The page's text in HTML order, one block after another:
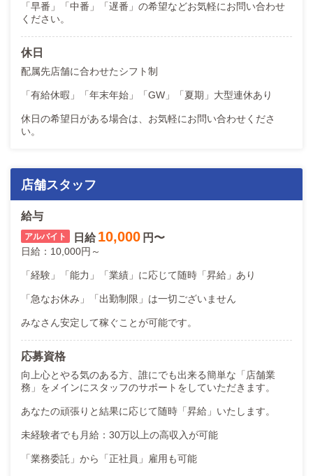
「早番」「中番」「遅番」の希望などお気軽にお問い合わせ
ください。
休日
配属先店舗に合わせたシフト制
「有給休暇」「年末年始」「GW」「夏期」大型連休あり
休日の希望日がある場合は、お気軽にお問い合わせくださ
い。
店舗スタッフ
給与
日給 10,000 円〜
日給：10,000円～
「経験」「能力」「業績」に応じて随時「昇給」あり
「急なお休み」「出勤制限」は一切ございません
みなさん安定して稼ぐことが可能です。
応募資格
向上心とやる気のある方、誰にでも出来る簡単な「店舗業
務」をメインにスタッフのサポートをしていただきます。
あなたの頑張りと結果に応じて随時「昇給」いたします。
未経験者でも月給：30万以上の高収入が可能
「業務委託」から「正社員」雇用も可能